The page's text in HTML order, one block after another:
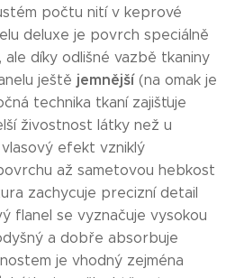
počtu nití v keprové
deluxe je povrch speciálně
, ale díky odlišné vazbě tkaniny
ještě jemnější(na omak je
technika tkaní zajišťuje
živostnost látky než u
efekt vzniklý
až sametovou hebkost
zachycuje precizní detail
flanel se vyznačuje vysokou
a dobře absorbuje
je vhodný zejména